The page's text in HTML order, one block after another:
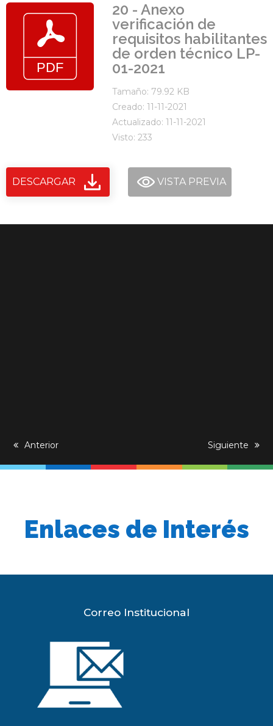
20 - Anexo
verificación de
requisitos habilitantes
de orden técnico LP-
01-2021
Tamaño: 79.92 KB
Creado: 11-11-2021
Actualizado: 11-11-2021
Visto: 233
DESCARGAR VISTA PREVIA
previous
Anterior
next
Siguiente
Enlaces de Interés
Correo Institucional